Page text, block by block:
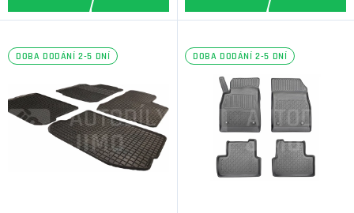
DOBA DODÁNÍ 2-5 DNÍ DOBA DODÁNÍ 2-5 DNÍ